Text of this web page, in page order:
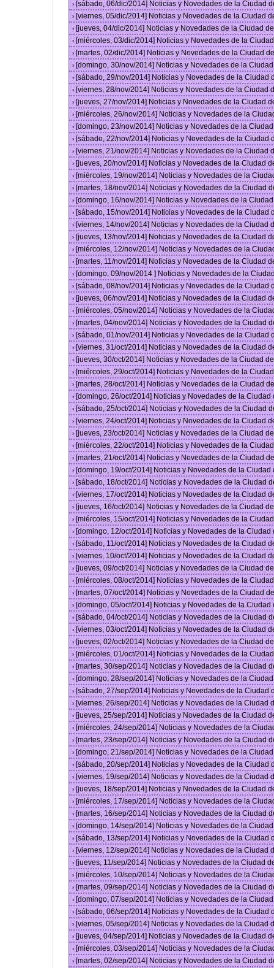
› [sábado, 06/dic/2014] Noticias y Novedades de la Ciudad
› [viernes, 05/dic/2014] Noticias y Novedades de la Ciudad
› [jueves, 04/dic/2014] Noticias y Novedades de la Ciudad
› [miércoles, 03/dic/2014] Noticias y Novedades de la
› [martes, 02/dic/2014] Noticias y Novedades de la Ciudad
› [domingo, 30/nov/2014] Noticias y Novedades de la
› [sábado, 29/nov/2014] Noticias y Novedades de la Ciudad
› [viernes, 28/nov/2014] Noticias y Novedades de la Ciudad
› [jueves, 27/nov/2014] Noticias y Novedades de la Ciudad
› [miércoles, 26/nov/2014] Noticias y Novedades de la
› [domingo, 23/nov/2014] Noticias y Novedades de la
› [sábado, 22/nov/2014] Noticias y Novedades de la Ciudad
› [viernes, 21/nov/2014] Noticias y Novedades de la Ciudad
› [jueves, 20/nov/2014] Noticias y Novedades de la Ciudad
› [miércoles, 19/nov/2014] Noticias y Novedades de la
› [martes, 18/nov/2014] Noticias y Novedades de la Ciudad
› [domingo, 16/nov/2014] Noticias y Novedades de la
› [sábado, 15/nov/2014] Noticias y Novedades de la Ciudad
› [viernes, 14/nov/2014] Noticias y Novedades de la Ciudad
› [jueves, 13/nov/2014] Noticias y Novedades de la Ciudad
› [miércoles, 12/nov/2014] Noticias y Novedades de la
› [martes, 11/nov/2014] Noticias y Novedades de la Ciudad
› [domingo, 09/nov/2014 ] Noticias y Novedades de la
› [sábado, 08/nov/2014] Noticias y Novedades de la Ciudad
› [jueves, 06/nov/2014] Noticias y Novedades de la Ciudad
› [miércoles, 05/nov/2014] Noticias y Novedades de la
› [martes, 04/nov/2014] Noticias y Novedades de la Ciudad
› [sábado, 01/nov/2014] Noticias y Novedades de la Ciudad
› [viernes, 31/oct/2014] Noticias y Novedades de la Ciudad
› [jueves, 30/oct/2014] Noticias y Novedades de la Ciudad
› [miércoles, 29/oct/2014] Noticias y Novedades de la
› [martes, 28/oct/2014] Noticias y Novedades de la Ciudad
› [domingo, 26/oct/2014] Noticias y Novedades de la
› [sábado, 25/oct/2014] Noticias y Novedades de la Ciudad
› [viernes, 24/oct/2014] Noticias y Novedades de la Ciudad
› [jueves, 23/oct/2014] Noticias y Novedades de la Ciudad
› [miércoles, 22/oct/2014] Noticias y Novedades de la
› [martes, 21/oct/2014] Noticias y Novedades de la Ciudad
› [domingo, 19/oct/2014] Noticias y Novedades de la
› [sábado, 18/oct/2014] Noticias y Novedades de la Ciudad
› [viernes, 17/oct/2014] Noticias y Novedades de la Ciudad
› [jueves, 16/oct/2014] Noticias y Novedades de la Ciudad
› [miércoles, 15/oct/2014] Noticias y Novedades de la
› [domingo, 12/oct/2014] Noticias y Novedades de la
› [sábado, 11/oct/2014] Noticias y Novedades de la Ciudad
› [viernes, 10/oct/2014] Noticias y Novedades de la Ciudad
› [jueves, 09/oct/2014] Noticias y Novedades de la Ciudad
› [miércoles, 08/oct/2014] Noticias y Novedades de la
› [martes, 07/oct/2014] Noticias y Novedades de la Ciudad
› [domingo, 05/oct/2014] Noticias y Novedades de la
› [sábado, 04/oct/2014] Noticias y Novedades de la Ciudad
› [viernes, 03/oct/2014] Noticias y Novedades de la Ciudad
› [jueves, 02/oct/2014] Noticias y Novedades de la Ciudad
› [miércoles, 01/oct/2014] Noticias y Novedades de la
› [martes, 30/sep/2014] Noticias y Novedades de la Ciudad
› [domingo, 28/sep/2014] Noticias y Novedades de la
› [sábado, 27/sep/2014] Noticias y Novedades de la Ciudad
› [viernes, 26/sep/2014] Noticias y Novedades de la Ciudad
› [jueves, 25/sep/2014] Noticias y Novedades de la Ciudad
› [miércoles, 24/sep/2014] Noticias y Novedades de la
› [martes, 23/sep/2014] Noticias y Novedades de la Ciudad
› [domingo, 21/sep/2014] Noticias y Novedades de la
› [sábado, 20/sep/2014] Noticias y Novedades de la Ciudad
› [viernes, 19/sep/2014] Noticias y Novedades de la Ciudad
› [jueves, 18/sep/2014] Noticias y Novedades de la Ciudad
› [miércoles, 17/sep/2014] Noticias y Novedades de la
› [martes, 16/sep/2014] Noticias y Novedades de la Ciudad
› [domingo, 14/sep/2014] Noticias y Novedades de la
› [sábado, 13/sep/2014] Noticias y Novedades de la Ciudad
› [viernes, 12/sep/2014] Noticias y Novedades de la Ciudad
› [jueves, 11/sep/2014] Noticias y Novedades de la Ciudad
› [miércoles, 10/sep/2014] Noticias y Novedades de la
› [martes, 09/sep/2014] Noticias y Novedades de la Ciudad
› [domingo, 07/sep/2014] Noticias y Novedades de la
› [sábado, 06/sep/2014] Noticias y Novedades de la Ciudad
› [viernes, 05/sep/2014] Noticias y Novedades de la Ciudad
› [jueves, 04/sep/2014] Noticias y Novedades de la Ciudad
› [miércoles, 03/sep/2014] Noticias y Novedades de la
› [martes, 02/sep/2014] Noticias y Novedades de la Ciudad